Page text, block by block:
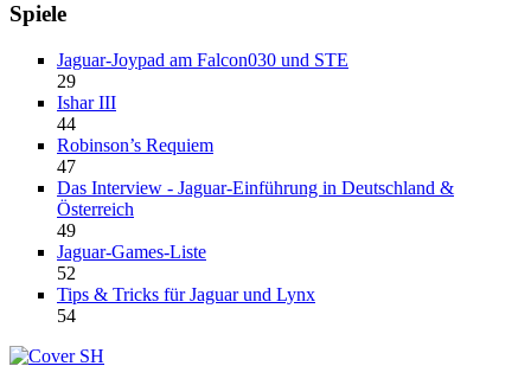
Spiele
Jaguar-Joypad am Falcon030 und STE
29
Ishar III
44
Robinson’s Requiem
47
Das Interview - Jaguar-Einführung in Deutschland &
Österreich
49
Jaguar-Games-Liste
52
Tips & Tricks für Jaguar und Lynx
54